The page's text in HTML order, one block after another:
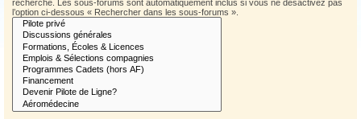
recherche. Les sous-forums sont automatiquement inclus si vous ne désactivez pas
l’option ci-dessous « Rechercher dans les sous-forums ».